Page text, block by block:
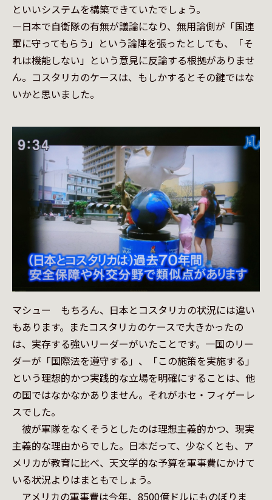
といいシステムを構築できていたでしょう。
—日本で自衛隊の有無が議論になり、無用論側が「国連
軍に守ってもらう」という論陣を張ったとしても、「そ
れは機能しない」という意見に反論する根拠がありませ
ん。コスタリカのケースは、もしかするとその鍵ではな
いかと思いました。
マシュー　もちろん、日本とコスタリカの状況には違い
もあります。またコスタリカのケースで大きかったの
は、実存する強いリーダーがいたことです。一国のリー
ダーが「国際法を遵守する」、「この施策を実施する」
という理想的かつ実践的な立場を明確にすることは、他
の国ではなかなかありません。それがホセ・フィゲーレ
スでした。
彼が軍隊をなくそうとしたのは理想主義的かつ、現実
主義的な理由からでした。日本だって、少なくとも、ア
メリカが教育に比べ、天文学的な予算を軍事費にかけて
いる状況よりはまともでしょう。
アメリカの軍事費は今年、8500億ドルにものぼりま